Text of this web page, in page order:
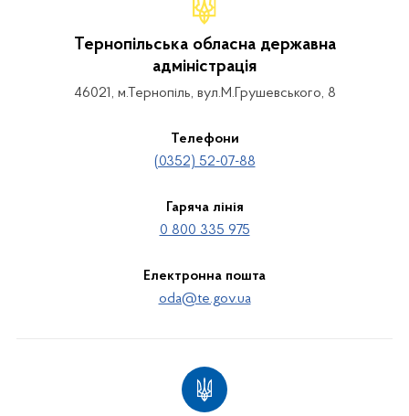
Тернопільська обласна державна
адміністрація
46021, м.Тернопіль, вул.М.Грушевського, 8
Телефони
(0352) 52-07-88
Гаряча лінія
0 800 335 975
Електронна пошта
oda@te.gov.ua